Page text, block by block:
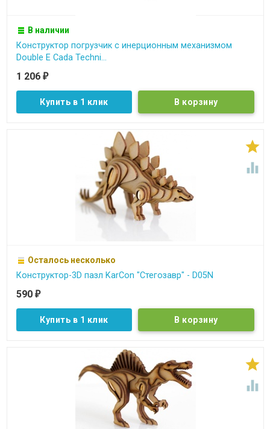
В наличии
Конструктор погрузчик c инерционным механизмом
Double E Cada Techni...
1 206 ₽
Купить в 1 клик


Осталось несколько
Конструктор-3D пазл KarCon "Стегозавр" - D05N
590 ₽
Купить в 1 клик

